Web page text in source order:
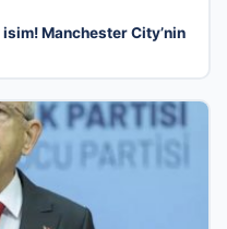
Manchester City’nin